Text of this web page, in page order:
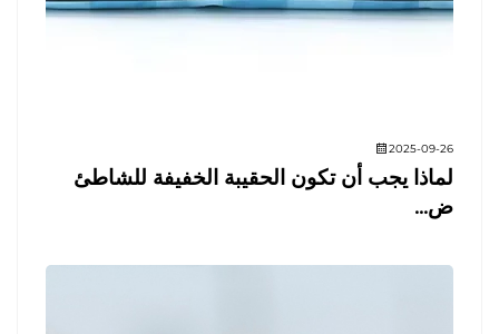
2025-09-26
لماذا يجب أن تكون الحقيبة الخفيفة للشاطئ
ض...